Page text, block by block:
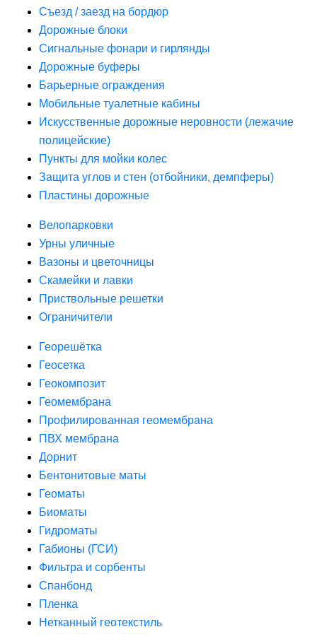
Съезд / заезд на бордюр
Дорожные блоки
Сигнальные фонари и гирлянды
Дорожные буферы
Барьерные ограждения
Мобильные туалетные кабины
Искусственные дорожные неровности (лежачие
полицейские)
Пункты для мойки колес
Защита углов и стен (отбойники, демпферы)
Пластины дорожные
Велопарковки
Урны уличные
Вазоны и цветочницы
Скамейки и лавки
Приствольные решетки
Ограничители
Георешётка
Геосетка
Геокомпозит
Геомембрана
Профилированная геомембрана
ПВХ мембрана
Дорнит
Бентонитовые маты
Геоматы
Биоматы
Гидроматы
Габионы (ГСИ)
Фильтра и сорбенты
Спанбонд
Пленка
Нетканный геотекстиль